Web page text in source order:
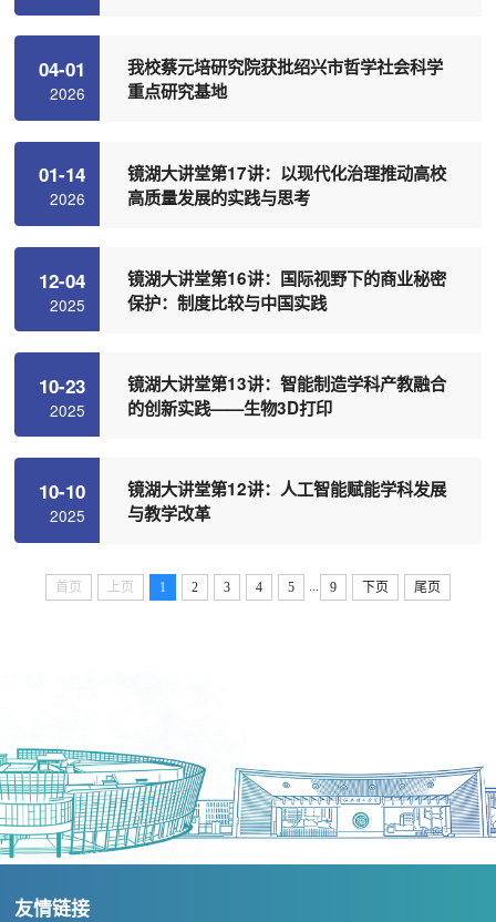
04-01
2026
我校蔡元培研究院获批绍兴市哲学社会科学
重点研究基地
01-14
2026
镜湖大讲堂第17讲：以现代化治理推动高校
高质量发展的实践与思考
12-04
2025
镜湖大讲堂第16讲：国际视野下的商业秘密
保护：制度比较与中国实践
10-23
2025
镜湖大讲堂第13讲：智能制造学科产教融合
的创新实践——生物3D打印
10-10
2025
镜湖大讲堂第12讲：人工智能赋能学科发展
与教学改革
首页 上页 1 2 3 4 5 ... 9 下页 尾页
友情链接